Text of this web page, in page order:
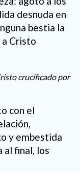
desnuda en
bestia la
a Cristo
crucificado por
con el
y embestida
al final, los